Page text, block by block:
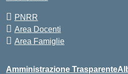
PNRR
Area Docenti
Area Famiglie
Amministrazione Trasparente